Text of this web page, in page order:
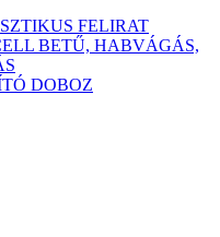
FELIRAT
BETŰ, HABVÁGÁS,
DOBOZ